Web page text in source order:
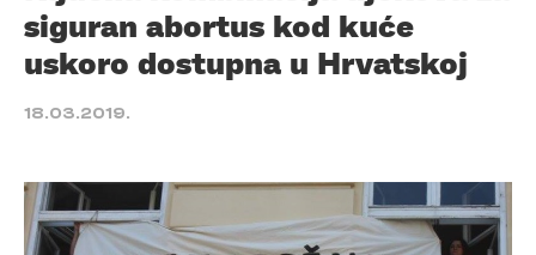
siguran abortus kod kuće
uskoro dostupna u Hrvatskoj
18.03.2019.